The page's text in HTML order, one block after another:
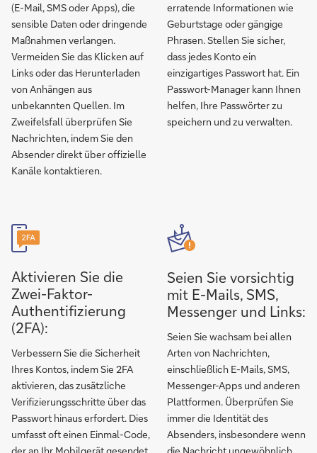
(E-Mail, SMS oder Apps), die
sensible Daten oder dringende
Maßnahmen verlangen.
Vermeiden Sie das Klicken auf
Links oder das Herunterladen
von Anhängen aus
unbekannten Quellen. Im
Zweifelsfall überprüfen Sie
Nachrichten, indem Sie den
Absender direkt über offizielle
Kanäle kontaktieren.
erratende Informationen wie
Geburtstage oder gängige
Phrasen. Stellen Sie sicher,
dass jedes Konto ein
einzigartiges Passwort hat. Ein
Passwort-Manager kann Ihnen
helfen, Ihre Passwörter zu
speichern und zu verwalten.
Aktivieren Sie die
Zwei-Faktor-
Authentifizierung
(2FA):
Verbessern Sie die Sicherheit
Ihres Kontos, indem Sie 2FA
aktivieren, das zusätzliche
Verifizierungsschritte über das
Passwort hinaus erfordert. Dies
umfasst oft einen Einmal-Code,
Seien Sie vorsichtig
mit E-Mails, SMS,
Messenger und Links:
Seien Sie wachsam bei allen
Arten von Nachrichten,
einschließlich E-Mails, SMS,
Messenger-Apps und anderen
Plattformen. Überprüfen Sie
immer die Identität des
Absenders, insbesondere wenn